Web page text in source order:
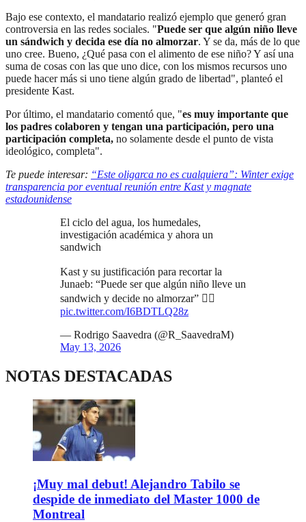
Bajo ese contexto, el mandatario realizó ejemplo que generó gran
controversia en las redes sociales. "Puede ser que algún niño lleve
un sándwich y decida ese día no almorzar. Y se da, más de lo que
uno cree. Bueno, ¿Qué pasa con el alimento de ese niño? Y así una
suma de cosas con las que uno dice, con los mismos recursos uno
puede hacer más si uno tiene algún grado de libertad", planteó el
presidente Kast.
Por último, el mandatario comentó que, "es muy importante que
los padres colaboren y tengan una participación, pero una
participación completa, no solamente desde el punto de vista
ideológico, completa".
Te puede interesar: “Este oligarca no es cualquiera”: Winter exige
transparencia por eventual reunión entre Kast y magnate
estadounidense
El ciclo del agua, los humedales,
investigación académica y ahora un
sandwich
Kast y su justificación para recortar la
Junaeb: “Puede ser que algún niño lleve un
sandwich y decide no almorzar” 😵‍💫
pic.twitter.com/I6BDTLQ28z
— Rodrigo Saavedra (@R_SaavedraM)
May 13, 2026
NOTAS DESTACADAS
¡Muy mal debut! Alejandro Tabilo se
despide de inmediato del Master 1000 de
Montreal